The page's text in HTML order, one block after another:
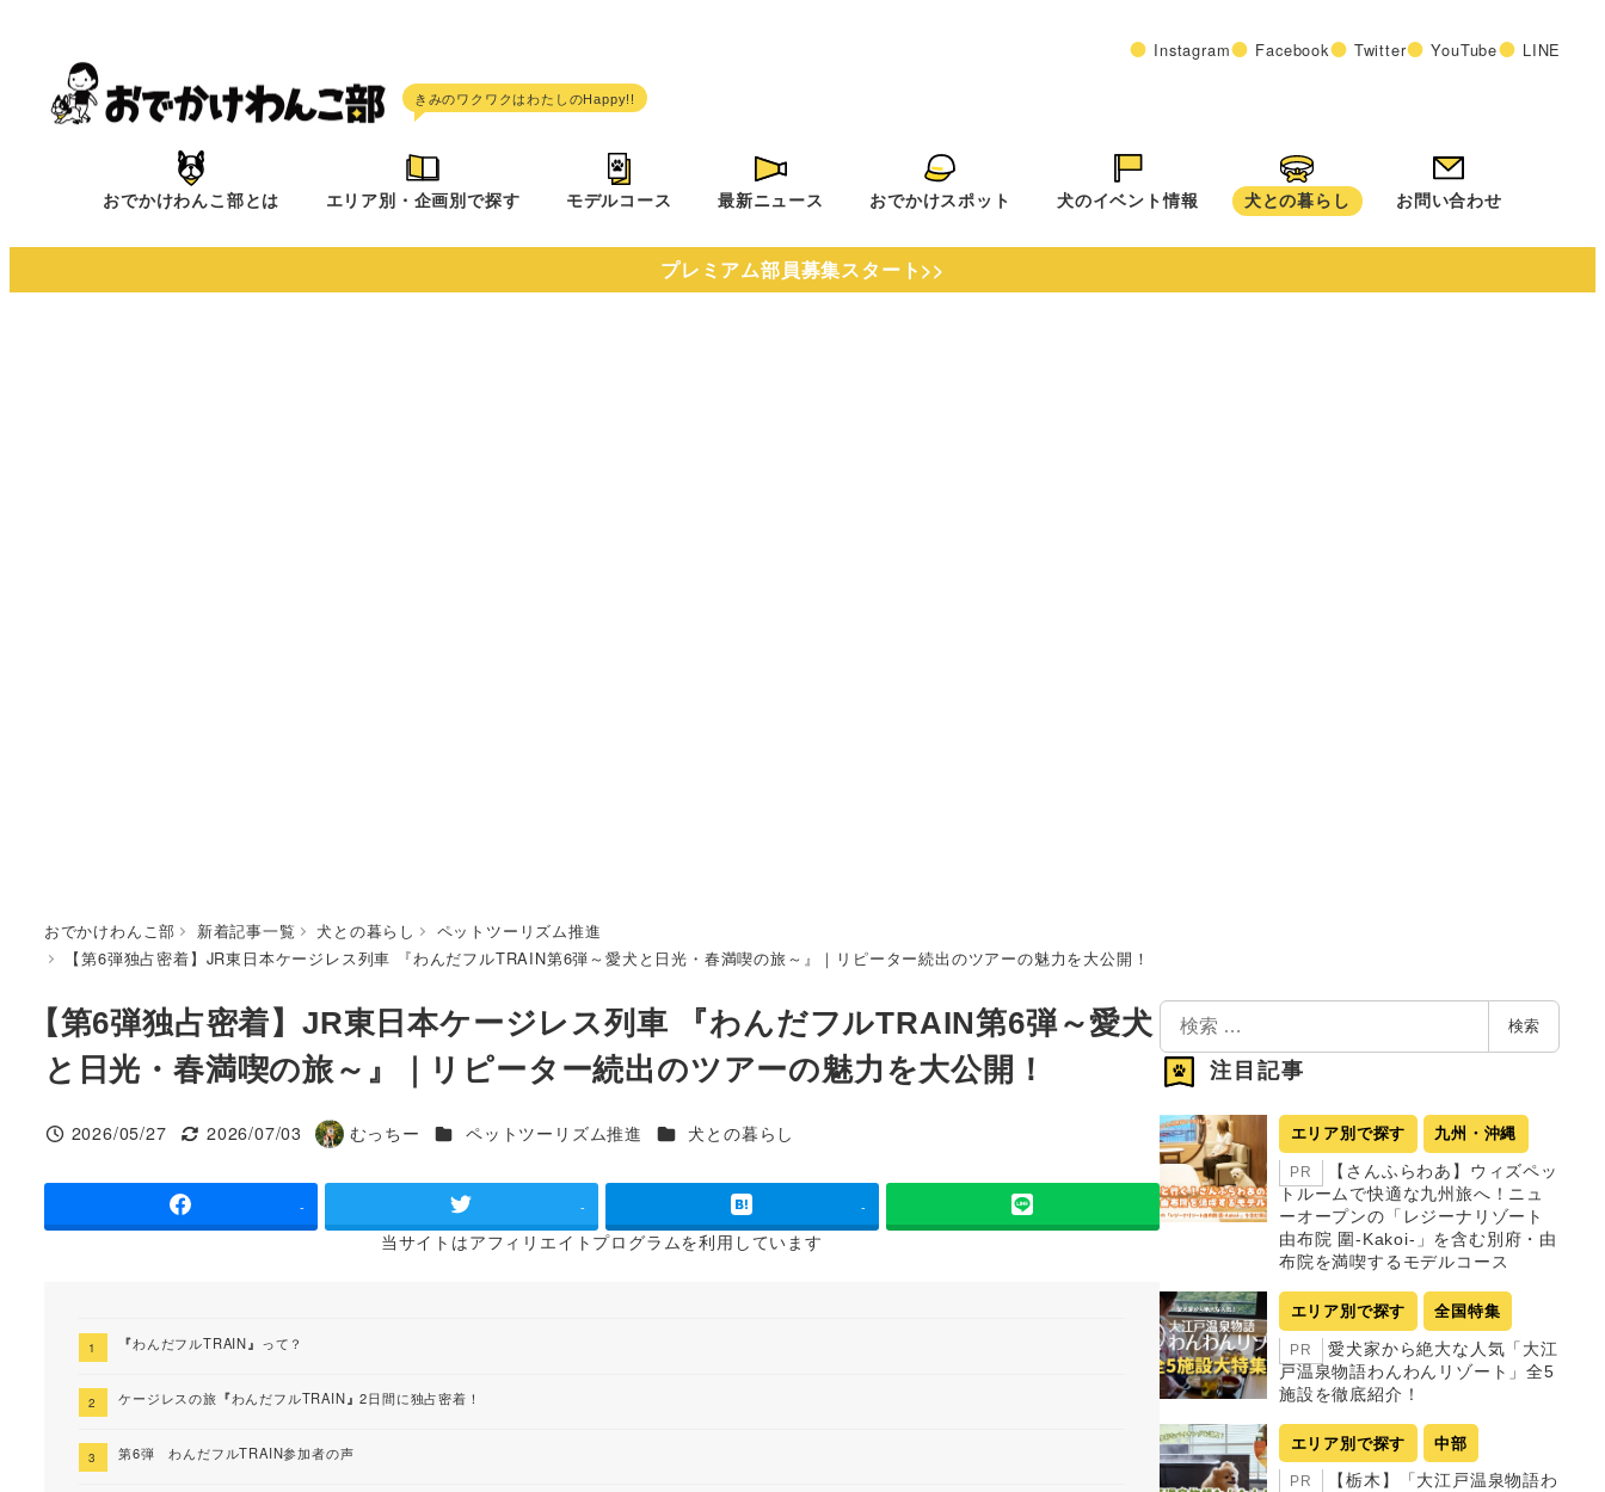
へ
Instagram Facebook Twitter YouTube LINE
おでかけわんこ部とは エリア別・企画別で探す モデルコース 最新ニュース おでかけスポット 犬のイベント情報 犬との暮らし お問い合わせ
プレミアム部員募集スタート>>
おでかけわんこ部 新着記事一覧 犬との暮らし
ペットツーリズム推進
【第6弾独占密着】JR東日本ケージレス列車 『わんだフルTRAIN第6弾～愛犬と日光・春満喫の旅～』｜リピーター続出のツアーの魅力を大公開！
【第6弾独占密着】JR東日本ケージレス列車 『わんだフルTRAIN第6弾～愛犬
と日光・春満喫の旅～』｜リピーター続出のツアーの魅力を大公開！
投稿日
2026/05/27
更新日
2026/07/03
著
むっちー カテゴリー
ペットツーリズム推進 カテゴリー
犬との暮らし
- - -
当サイトはアフィリエイトプログラムを利用しています
『わんだフルTRAIN 』 って？
ケージレスの旅 『わんだフルTRAIN』2日間に独占密着！
第6弾 わんだフルTRAIN参加者の声
検
索
検索
注目記事
エリア別で探す 九州・沖縄
PR
【さんふらわあ】ウィズペッ
トルームで快適な九州旅へ！ニュ
ーオープンの「レジーナリゾート
由布院 圍-Kakoi-」を含む別府・由
布院を満喫するモデルコース
エリア別で探す 全国特集
PR
愛犬家から絶大な人気「大江
戸温泉物語わんわんリゾート」全5
施設を徹底紹介！
エリア別で探す 中部
PR
【栃木】「大江戸温泉物語わ